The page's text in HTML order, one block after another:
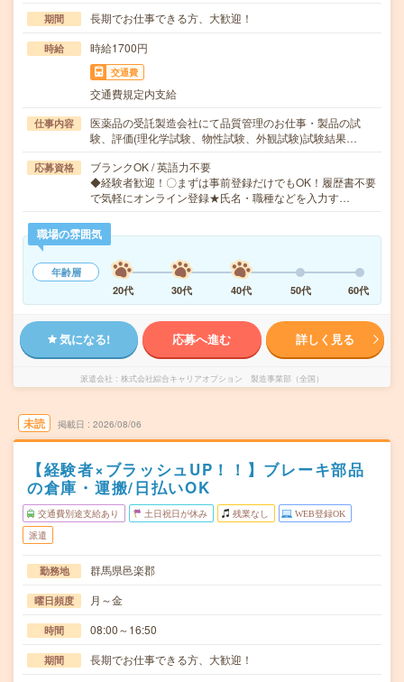
期間 長期でお仕事できる方、大歓迎！
時給 時給1700円
交通費
交通費規定内支給
仕事内容
医薬品の受託製造会社にて品質管理のお仕事・製品の試
験、評価(理化学試験、物性試験、外観試験)試験結果…
応募資格
ブランクOK / 英語力不要
◆経験者歓迎！〇まずは事前登録だけでもOK！履歴書不要
で気軽にオンライン登録★氏名・職種などを入力す…
職場の雰囲気
年齢層
20代
30代 40代 50代 60代
気になる! 応募へ進む 詳しく見る
派遣会社 株式会社綜合キャリアオプション 製造事業部（全国）
未読 掲載日 2026/08/06
【経験者×ブラッシュUP！！】ブレーキ部品
の倉庫・運搬/日払いOK
交通費別途支給あり 土日祝日が休み 残業なし WEB登録OK
派遣
勤務地 群馬県邑楽郡
曜日頻度 月～金
時間 08:00～16:50
期間 長期でお仕事できる方、大歓迎！